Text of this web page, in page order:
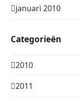
januari 2010
Categorieën
2010
2011